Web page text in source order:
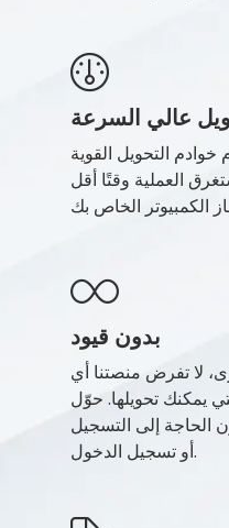
عالي السرعة
التحويل القوية
العملية وقتًا أقل
بدون قيود
لا تفرض منصتنا أي
يمكنك تحويلها. حوّل
الحاجة إلى التسجيل
أو تسجيل الدخول.